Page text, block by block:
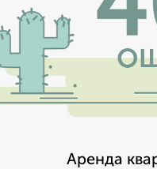
Аренда